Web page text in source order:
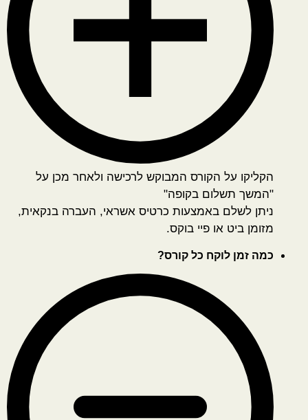
הקליקו על הקורס המבוקש לרכישה ולאחר מכן על
"המשך תשלום בקופה"
ניתן לשלם באמצעות כרטיס אשראי, העברה בנקאית,
מזומן ביט או פיי בוקס.
כמה זמן לוקח כל קורס?